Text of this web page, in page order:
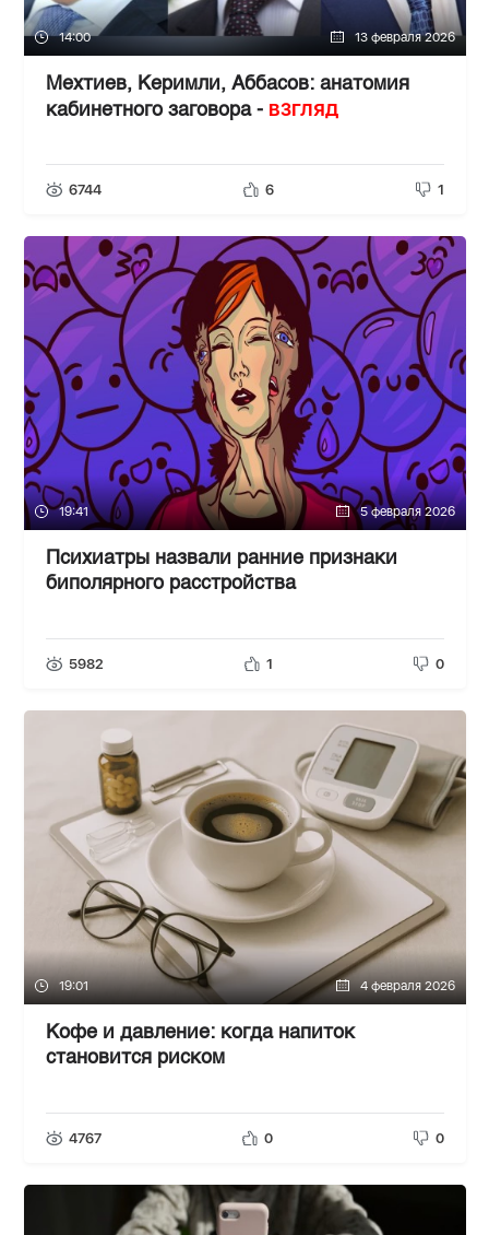
14:00 13 февраля 2026
Мехтиев, Керимли, Аббасов: анатомия
кабинетного заговора - ВЗГЛЯД
6744 6 1
19:41 5 февраля 2026
Психиатры назвали ранние признаки
биполярного расстройства
5982 1 0
19:01 4 февраля 2026
Кофе и давление: когда напиток
становится риском
4767 0 0